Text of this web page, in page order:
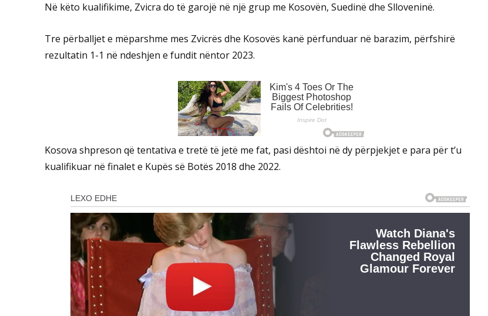
Në këto kualifikime, Zvicra do të garojë në një grup me Kosovën, Suedinë dhe Slloveninë.
Tre përballjet e mëparshme mes Zvicrës dhe Kosovës kanë përfunduar në barazim, përfshirë
rezultatin 1-1 në ndeshjen e fundit nëntor 2023.
Kosova shpreson që tentativa e tretë të jetë me fat, pasi dështoi në dy përpjekjet e para për t’u
kualifikuar në finalet e Kupës së Botës 2018 dhe 2022.